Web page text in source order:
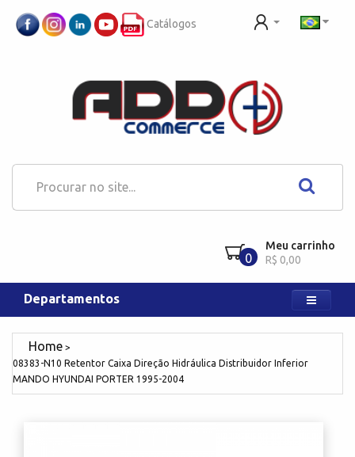
Catálogos
0
Meu carrinho
R$ 0,00
Departamentos
08383-N10 Retentor Caixa Direção Hidráulica Distribuidor Inferior
MANDO HYUNDAI PORTER 1995-2004